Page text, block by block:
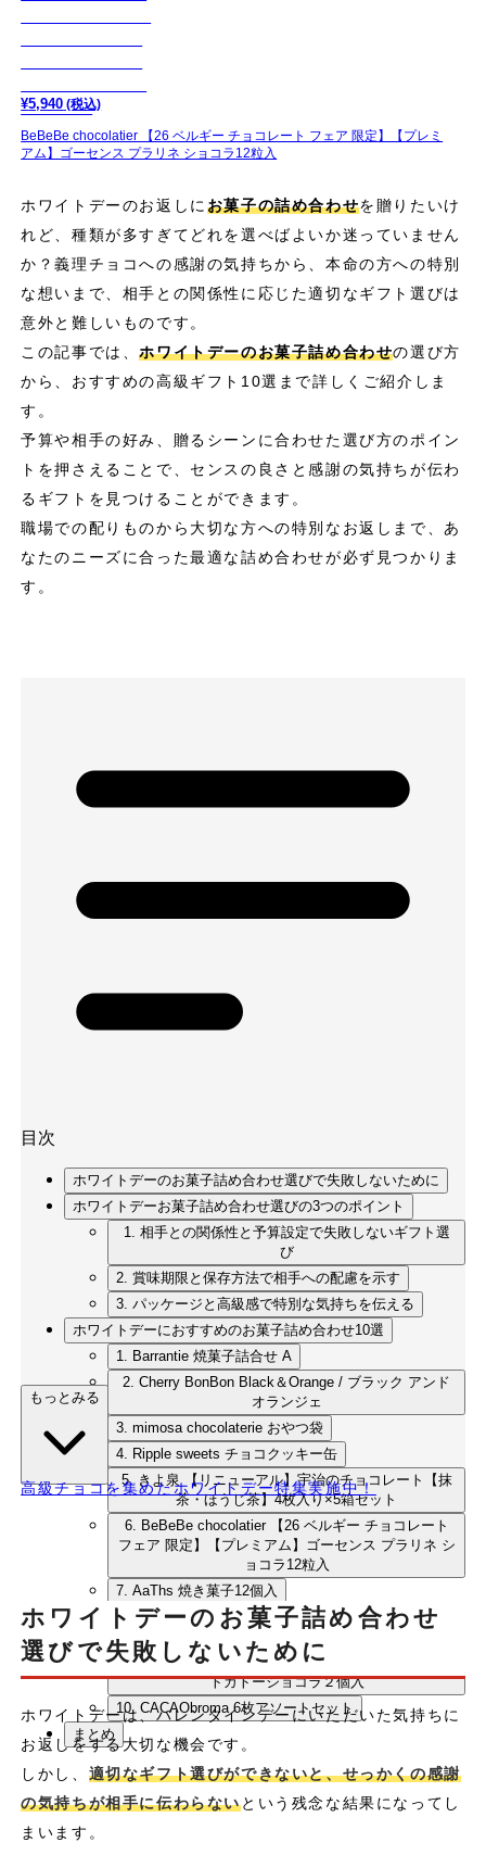
¥5,940 (税込)
BeBeBe chocolatier 【26 ベルギー チョコレート フェア 限定】【プレミ
アム】ゴーセンス プラリネ ショコラ12粒入
ホワイトデーのお返しに お菓子の詰め合わせを贈りたいけ
れど、種類が多すぎてどれを選べばよいか迷っていません
か？義理チョコへの感謝の気持ちから、本命の方への特別
な想いまで、相手との関係性に応じた適切なギフト選びは
意外と難しいものです。
この記事では、ホワイトデーのお菓子詰め合わせの選び方
から、おすすめの高級ギフト10選まで詳しくご紹介しま
す。
予算や相手の好み、贈るシーンに合わせた選び方のポイン
トを押さえることで、センスの良さと感謝の気持ちが伝わ
るギフトを見つけることができます。
職場での配りものから大切な方への特別なお返しまで、あ
なたのニーズに合った最適な詰め合わせが必ず見つかりま
す。
目次
ホワイトデーのお菓子詰め合わせ選びで失敗しないために
ホワイトデーお菓子詰め合わせ選びの3つのポイント
1. 相手との関係性と予算設定で失敗しないギフト選
び
2. 賞味期限と保存方法で相手への配慮を示す
3. パッケージと高級感で特別な気持ちを伝える
ホワイトデーにおすすめのお菓子詰め合わせ10選
1. Barrantie 焼菓子詰合せ A
2. Cherry BonBon Black＆Orange / ブラック アンド
オランジェ
3. mimosa chocolaterie おやつ袋
4. Ripple sweets チョコクッキー缶
5. きよ泉 【リニューアル】宇治のチョコレート【抹
茶・ほうじ茶】4枚入り×5箱セット
6. BeBeBe chocolatier 【26 ベルギー チョコレート
フェア 限定】【プレミアム】ゴーセンス プラリネ シ
ョコラ12粒入
7. AaThs 焼き菓子12個入
8. Norico-Chocol&#39;art 新月ショコラ「ひらく兆
9. Ed.Road ♡x２ 王道スイート グルテンフリー ハー
トガトーショコラ２個入
10. CACAObroma 6枚アソートセット
まとめ
もっとみる
高級チョコを集めたホワイトデー特集実施中！
ホワイトデーのお菓子詰め合わせ
選びで失敗しないために
ホワイトデーは、バレンタインデーにいただいた気持ちに
お返しをする大切な機会です。
しかし、 適切なギフト選びができないと、せっかくの感謝
の気持ちが相手に伝わらないという残念な結果になってし
まいます。